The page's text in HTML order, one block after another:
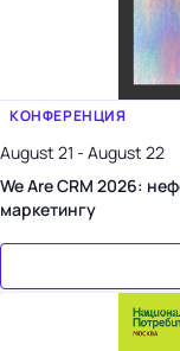
КОНФЕРЕНЦИЯ
August 21 - August 22
We Are CRM 2026:
маркетингу